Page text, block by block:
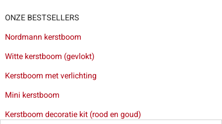
ONZE BESTSELLERS
Nordmann kerstboom
Witte kerstboom (gevlokt)
Kerstboom met verlichting
Mini kerstboom
Kerstboom decoratie kit (rood en goud)